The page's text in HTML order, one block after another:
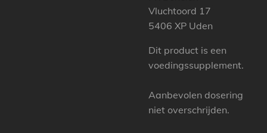
Vluchtoord 17
5406 XP Uden
Dit product is een
voedingssupplement.
Aanbevolen dosering
niet overschrijden.